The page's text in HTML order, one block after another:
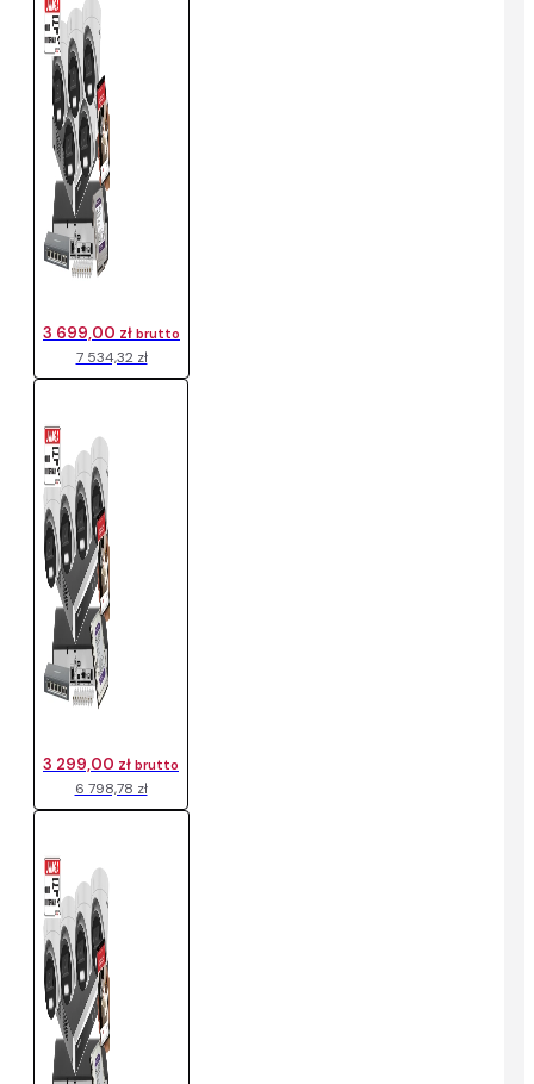
7 534,32 zł
3 699,00 zł brutto
6 798,78 zł
3 299,00 zł brutto